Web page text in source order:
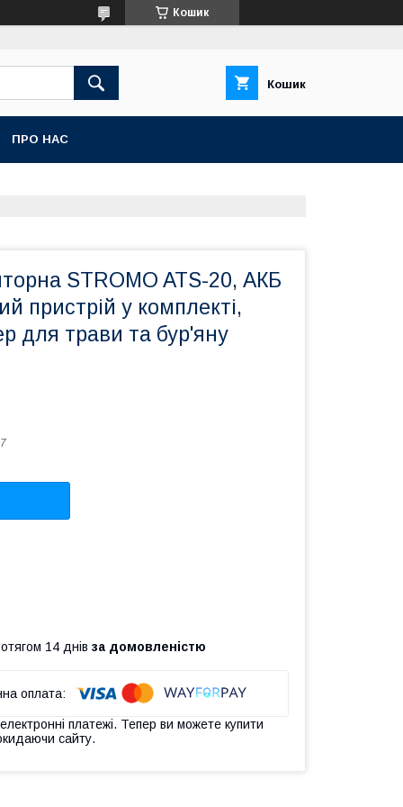
Кошик
Кошик
ПРО НАС
STROMO ATS-20, АКБ
пристрій у комплекті,
для трави та бур'яну
14 днів за домовленістю
платежі. Тепер ви можете купити
сайту.